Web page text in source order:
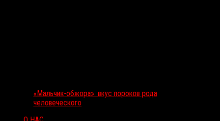
«Мальчик-обжора»: вкус пороков рода
человеческого